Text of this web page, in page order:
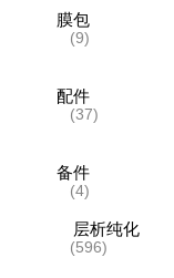
膜包
(9)
配件
(37)
备件
(4)
层析纯化
(596)